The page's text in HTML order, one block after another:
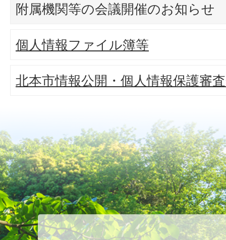
附属機関等の会議開催のお知らせ
個人情報ファイル簿等
北本市情報公開・個人情報保護審